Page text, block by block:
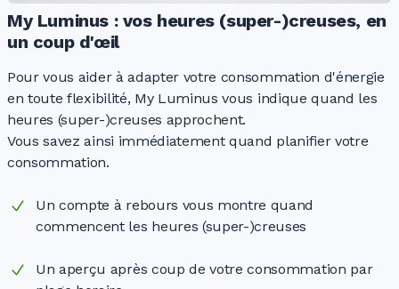
My Luminus : vos heures (super-)creuses, en
un coup d'œil
Pour vous aider à adapter votre consommation d'énergie
en toute flexibilité, My Luminus vous indique quand les
heures (super-)creuses approchent.
Vous savez ainsi immédiatement quand planifier votre
consommation.
Un compte à rebours vous montre quand
commencent les heures (super-)creuses
Un aperçu après coup de votre consommation par